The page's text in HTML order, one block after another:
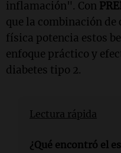
inflamación". Con
que la combinación
física potencia estos
enfoque práctico y
diabetes tipo 2.
Lectura rápida
¿Qué encontró el